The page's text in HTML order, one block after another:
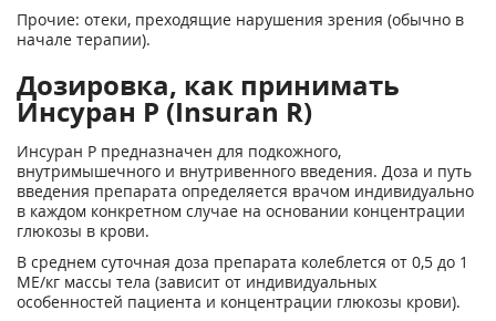
Прочие: отеки, преходящие нарушения зрения (обычно в
начале терапии).
Дозировка, как принимать
Инсуран Р (Insuran R)
Инсуран Р предназначен для подкожного,
внутримышечного и внутривенного введения. Доза и путь
введения препарата определяется врачом индивидуально
в каждом конкретном случае на основании концентрации
глюкозы в крови.
В среднем суточная доза препарата колеблется от 0,5 до 1
МЕ/кг массы тела (зависит от индивидуальных
особенностей пациента и концентрации глюкозы крови).